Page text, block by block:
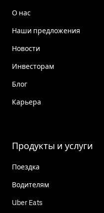
О нас
Наши предложения
Новости
Инвесторам
Блог
Карьера
Продукты и услуги
Поездка
Водителям
Uber Eats